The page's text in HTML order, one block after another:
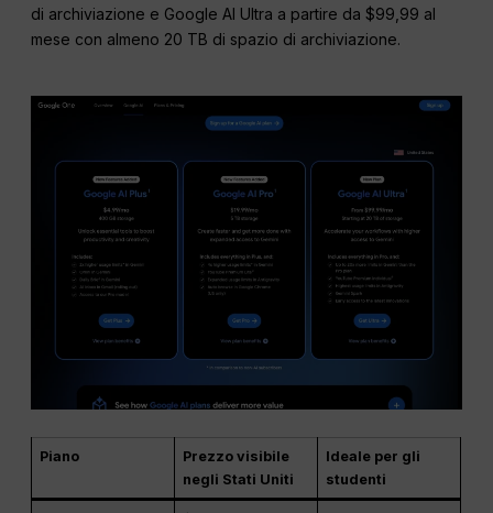
di archiviazione e Google AI Ultra a partire da $99,99 al
mese con almeno 20 TB di spazio di archiviazione.
Piano
Prezzo visibile
negli Stati Uniti
Ideale per gli
studenti